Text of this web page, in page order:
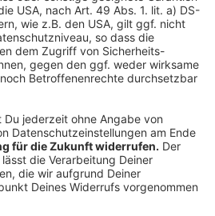
"Farben Leuchten